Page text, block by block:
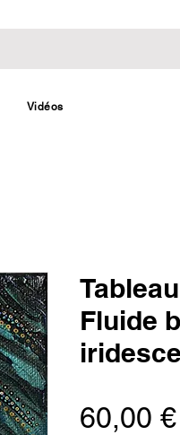
Vidéos
Fluide
60,00 €